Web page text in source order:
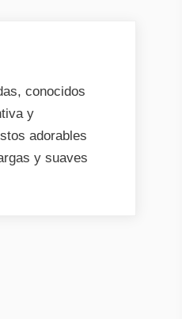
conocidos
y
adorables
y suaves